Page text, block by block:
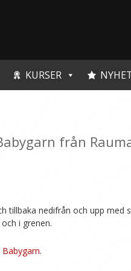
KURSER
från
tillbaka nedifrån och upp med
i grenen.
Babygarn.